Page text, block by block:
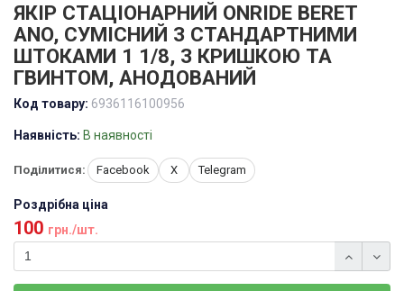
ЯКІР СТАЦІОНАРНИЙ ONRIDE BERET
ANO, СУМІСНИЙ З СТАНДАРТНИМИ
ШТОКАМИ 1 1/8, З КРИШКОЮ ТА
ГВИНТОМ, АНОДОВАНИЙ
Код товару: 6936116100956
Наявність: В наявності
Поділитися: Facebook X Telegram
Роздрібна ціна
100 грн./шт.